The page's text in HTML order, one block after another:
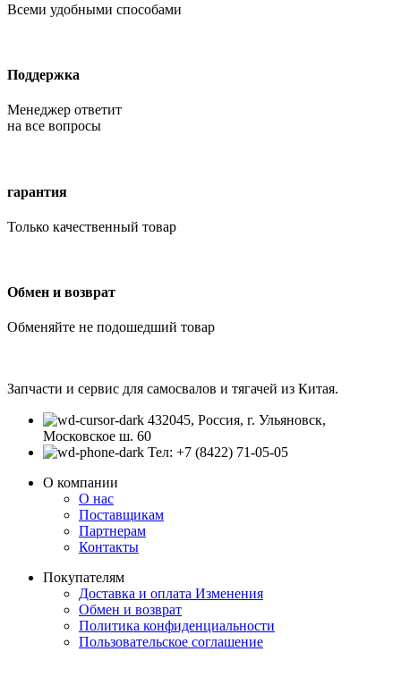
Всеми удобными способами
Поддержка
Менеджер ответит
на все вопросы
гарантия
Только качественный товар
Обмен и возврат
Обменяйте не подошедший товар
Запчасти и сервис для самосвалов и тягачей из Китая.
432045, Россия, г. Ульяновск,
Московское ш. 60
Тел: +7 (8422) 71-05-05
О компании
О нас
Поставщикам
Партнерам
Контакты
Покупателям
Доставка и оплата Изменения
Обмен и возврат
Политика конфиденциальности
Пользовательское соглашение